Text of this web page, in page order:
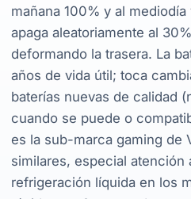
mañana 100% y al
apaga aleatoriamente al
deformando la trasera. La
años de vida útil; toca
baterías nuevas de calidad
cuando se puede o
es la sub-marca gaming de
similares, especial atención
refrigeración líquida en los